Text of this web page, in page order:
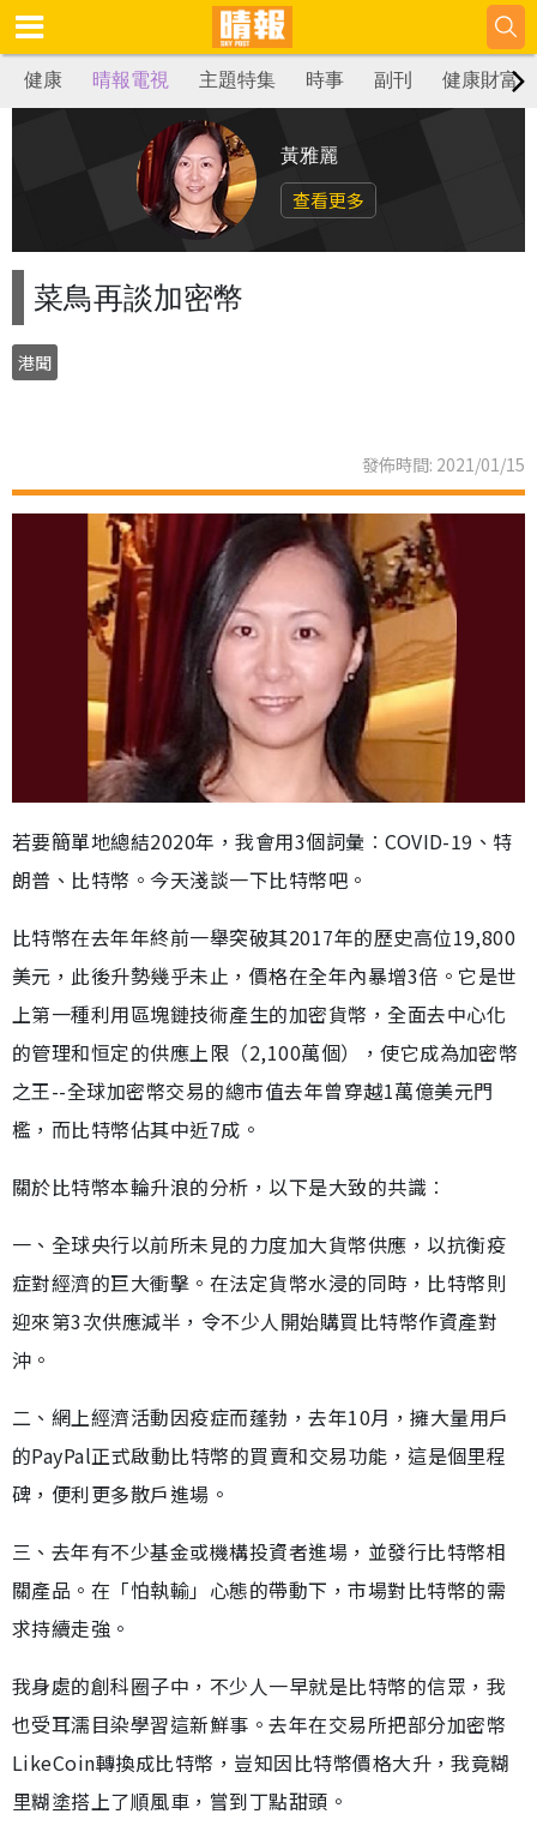
健康 晴報電視 主題特集 時事 副刊 健康財富
黃雅麗
查看更多
菜鳥再談加密幣
港聞
發佈時間: 2021/01/15
若要簡單地總結2020年，我會用3個詞彙︰COVID-19、特
朗普、比特幣。今天淺談一下比特幣吧。
比特幣在去年年終前一舉突破其2017年的歷史高位19,800
美元，此後升勢幾乎未止，價格在全年內暴增3倍。它是世
上第一種利用區塊鏈技術產生的加密貨幣，全面去中心化
的管理和恒定的供應上限（2,100萬個），使它成為加密幣
之王--全球加密幣交易的總市值去年曾穿越1萬億美元門
檻，而比特幣佔其中近7成。
關於比特幣本輪升浪的分析，以下是大致的共識︰
一、全球央行以前所未見的力度加大貨幣供應，以抗衡疫
症對經濟的巨大衝擊。在法定貨幣水浸的同時，比特幣則
迎來第3次供應減半，令不少人開始購買比特幣作資產對
沖。
二、網上經濟活動因疫症而蓬勃，去年10月，擁大量用戶
的PayPal正式啟動比特幣的買賣和交易功能，這是個里程
碑，便利更多散戶進場。
三、去年有不少基金或機構投資者進場，並發行比特幣相
關產品。在「怕執輸」心態的帶動下，市場對比特幣的需
求持續走強。
我身處的創科圈子中，不少人一早就是比特幣的信眾，我
也受耳濡目染學習這新鮮事。去年在交易所把部分加密幣
LikeCoin轉換成比特幣，豈知因比特幣價格大升，我竟糊
里糊塗搭上了順風車，嘗到丁點甜頭。